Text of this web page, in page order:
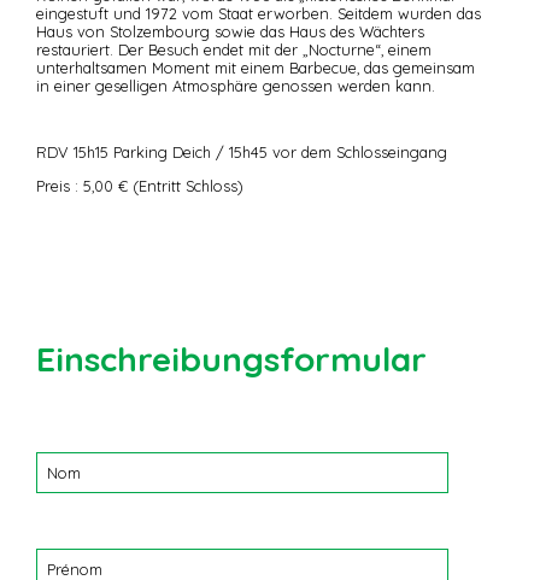
eingestuft und 1972 vom Staat erworben. Seitdem wurden das
Haus von Stolzembourg sowie das Haus des Wächters
restauriert. Der Besuch endet mit der „Nocturne“, einem
unterhaltsamen Moment mit einem Barbecue, das gemeinsam
in einer geselligen Atmosphäre genossen werden kann.
RDV 15h15 Parking Deich / 15h45 vor dem Schlosseingang
Preis : 5,00 € (Entritt Schloss)
Einschreibungsformular